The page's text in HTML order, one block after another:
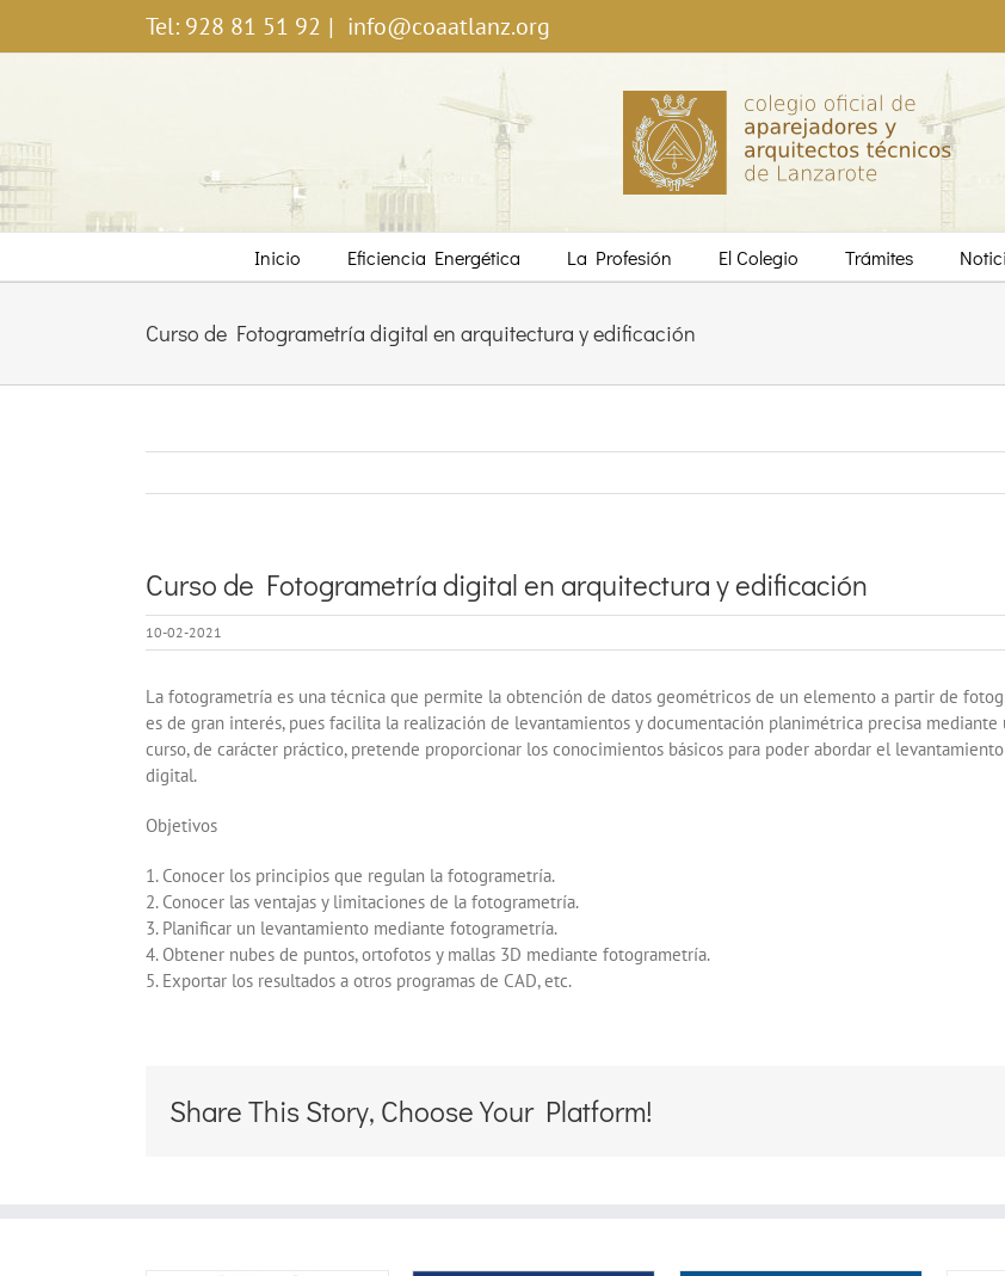
Tel: 928 81 51 92 | info@coaatlanz.org
Inicio Eficiencia Energética La Profesión El Colegio Trámites
Curso de Fotogrametría digital en arquitectura y edificación
Curso de Fotogrametría digital en arquitectura y edificación
10-02-2021
La fotogrametría es una técnica que permite la obtención de datos geométricos de un elemento a partir de
es de gran interés, pues facilita la realización de levantamientos y documentación planimétrica precisa
curso, de carácter práctico, pretende proporcionar los conocimientos básicos para poder abordar el
digital.
Objetivos
1. Conocer los principios que regulan la fotogrametría.
2. Conocer las ventajas y limitaciones de la fotogrametría.
3. Planificar un levantamiento mediante fotogrametría.
4. Obtener nubes de puntos, ortofotos y mallas 3D mediante fotogrametría.
5. Exportar los resultados a otros programas de CAD, etc.
Share This Story, Choose Your Platform!